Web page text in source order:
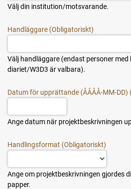
Välj din institution/motsvarande.
Handläggare
Välj handläggare (endast personer med
diariet/W3D3 är valbara).
Datum för upprättande (ÅÅÅÅ-MM-DD)
Ange datum när projektbeskrivningen
Handlingsformat
Ange om projektbeskrivningen gjordes
papper.